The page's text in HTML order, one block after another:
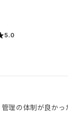
5.0
理の体制が良か